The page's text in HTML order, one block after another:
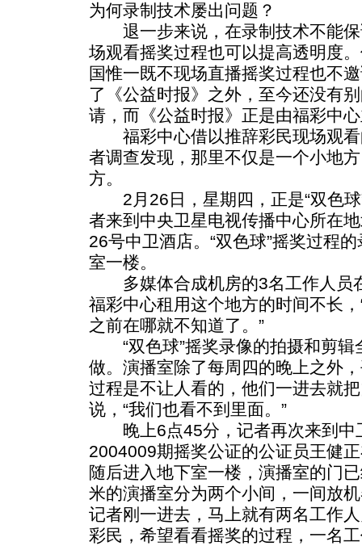
为何录制技术屡出问题？
退一步来说，在录制技术不能保
场观看摇奖过程也可以提高透明度
国惟一既不现场直播摇奖过程也不
了《公益时报》之外，至今还没有
请，而《公益时报》正是由福彩中
福彩中心借以推辞彩民现场观看
者调查发现，那里不仅是一个小地
方。
2月26日，星期四，正是“双色球
者来到中央卫星电视传播中心所在
26号中卫酒店。“双色球”摇奖过程
室一楼。
多媒体合成机房的3名工作人员
福彩中心租用这个地方的时间不长
之前在哪就不知道了。”
“双色球”摇奖录像的拍摄和剪辑
做。演播室除了每周四的晚上之外
过程是不让人看的，他们一进去就
说，“我们也看不到里面。”
晚上6点45分，记者再次来到中
2004009期摇奖公证的公证员王健
随后进入地下室一楼，演播室的门
米的演播室分为两个小间，一间放
记者刚一进去，马上就有两名工作
彩民，希望看看摇奖的过程，一名